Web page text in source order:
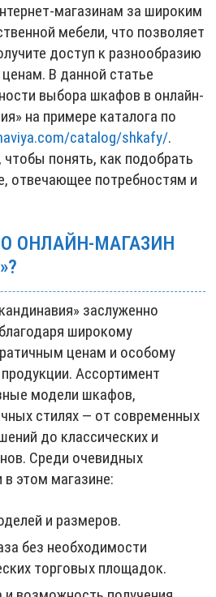
магазинам за широким
мебели, что позволяет
доступ к разнообразию
В данной статье
выбора шкафов в онлайн-
на примере каталога по
catalog/shkafy/.
понять, как подобрать
отвечающее потребностям и
ОНЛАЙН-МАГАЗИН
заслуженно
широкому
ценам и особому
Ассортимент
модели шкафов,
стилях — от современных
до классических и
Среди очевидных
этом магазине:
и размеров.
без необходимости
торговых площадок.